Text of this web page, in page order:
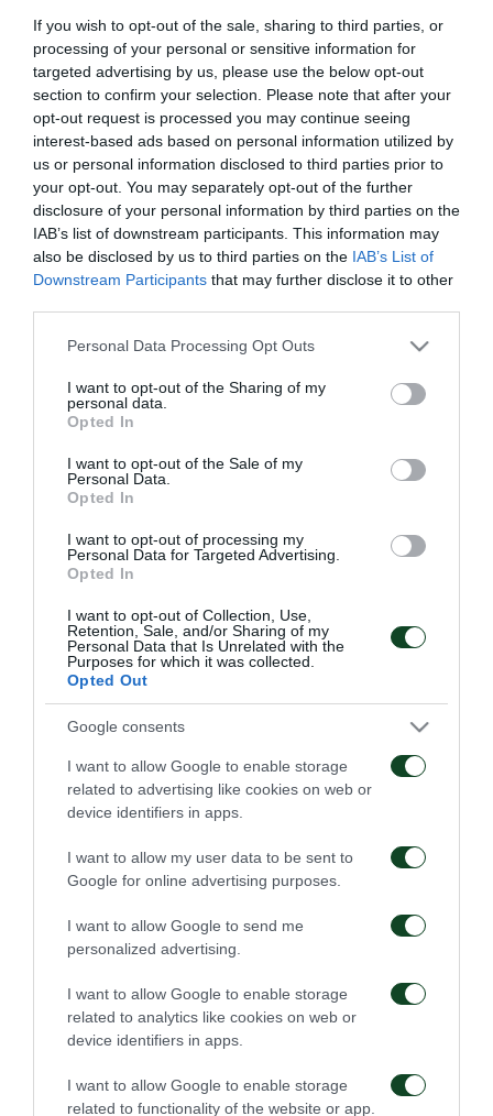
If you wish to opt-out of the sale, sharing to third parties, or
processing of your personal or sensitive information for
targeted advertising by us, please use the below opt-out
section to confirm your selection. Please note that after your
opt-out request is processed you may continue seeing
interest-based ads based on personal information utilized by
us or personal information disclosed to third parties prior to
your opt-out. You may separately opt-out of the further
disclosure of your personal information by third parties on the
IAB’s list of downstream participants. This information may
also be disclosed by us to third parties on the IAB’s List of
Downstream Participants that may further disclose it to other
Please note that this website/app uses one or more Google
not limited to your visit or usage behaviour. You may click to
grant or deny consent to Google and its third-party tags to
use your data for below specified purposes in below Google
consent section.
Personal Data Processing Opt Outs
I want to opt-out of the Sharing of my
personal data.
Opted In
I want to opt-out of the Sale of my
Personal Data.
Opted In
I want to opt-out of processing my
Personal Data for Targeted Advertising.
Opted In
I want to opt-out of Collection, Use,
Retention, Sale, and/or Sharing of my
Personal Data that Is Unrelated with the
Purposes for which it was collected.
Opted Out
Google consents
I want to allow Google to enable storage
related to advertising like cookies on web or
device identifiers in apps.
I want to allow my user data to be sent to
Google for online advertising purposes.
I want to allow Google to send me
personalized advertising.
I want to allow Google to enable storage
related to analytics like cookies on web or
device identifiers in apps.
I want to allow Google to enable storage
related to functionality of the website or app.
του, κερδίζοντας με 1-0 τον Λεβαδειακό στο
«Απόστολος Νικολαϊδης», στο πλαίσιο της 18ης
αγωνιστικής.
Οι «πράσινοι» πήραν για δεύτερο συνεχόμενο
παιχνίδι γκολ από στατική φάση, όταν στο 29’ ο
Πράνιτς εκτέλεσε ένα φάουλ και ο Πέτριτς με
εντυπωσιακή κεφαλιά έστειλε την μπάλα στα δίχτυα
του Σηφάκη.
ΠΑΝΑΘΗΝΑΪΚΟΣ
: Στιλ, Τριανταφυλλόπουλος,
Ταυλαρίδης, Σίλντενφελντ, Χουχούμης, Μέντες (58’
Κλωναρίδης (66’ Ζέκα), Μπεργκ.
ΛΕΒΑΔΕΙΑΚΟΣ: Σηφάκης, Νικολακάκης (81’
Μάγκας), Τομάς, Κώτσιος, Βούκσεβιτς, Μαχαίρας,
(61’ Μιλοσάβλιεφ), Μιλιάζες.
Για την πρόκριση στη
Σόφια
05/08/2026
Η ευρωπαϊκή λίστα για
τα παιχνίδια με την
05/08/2026